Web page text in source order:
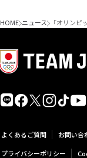
HOME ニュース 「オリン
よくあるご質問 お問い合
プライバシーポリシー